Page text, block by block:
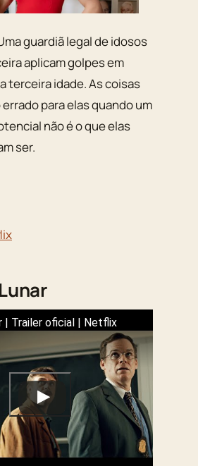
guardiã legal de idosos
aplicam golpes em
terceira idade. As coisas
para elas quando um
não é o que elas
ser.
| Trailer oficial | Netflix